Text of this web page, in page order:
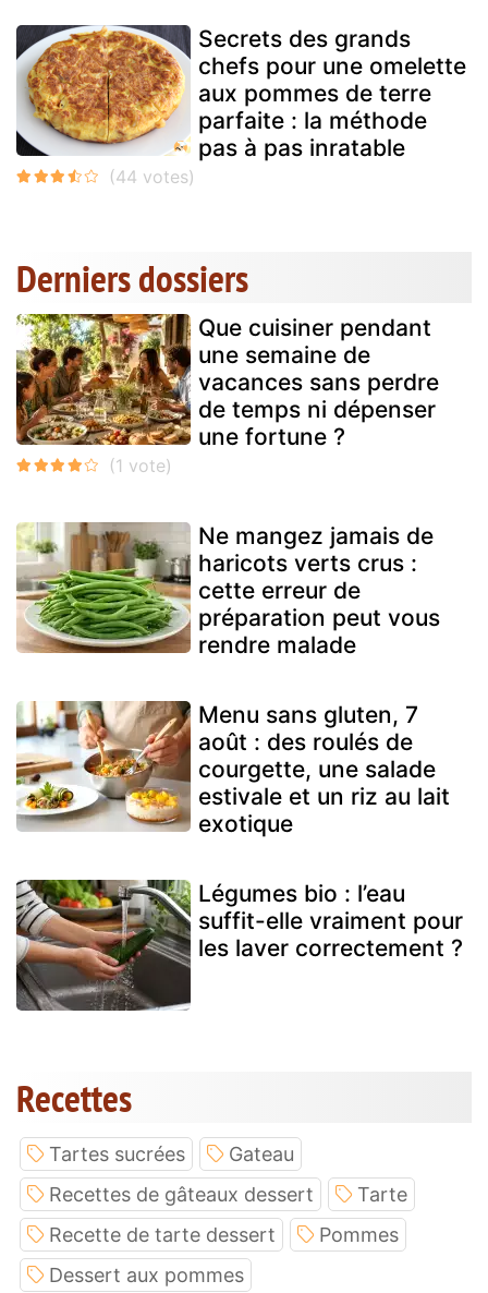
Secrets des grands
chefs pour une omelette
aux pommes de terre
parfaite : la méthode
pas à pas inratable
Derniers dossiers
Que cuisiner pendant
une semaine de
vacances sans perdre
de temps ni dépenser
une fortune ?
Ne mangez jamais de
haricots verts crus :
cette erreur de
préparation peut vous
rendre malade
Menu sans gluten, 7
août : des roulés de
courgette, une salade
estivale et un riz au lait
exotique
Légumes bio : l’eau
suffit-elle vraiment pour
les laver correctement ?
Recettes
Tartes sucrées
Gateau
Recettes de gâteaux dessert
Tarte
Recette de tarte dessert
Pommes
Dessert aux pommes